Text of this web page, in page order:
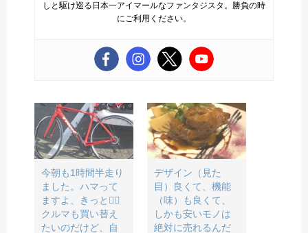
しと駆け巡る日本一アイマールなファンタジスタ。勝負の時
にご利用ください。
今朝も1時間半走り
ました。ハマって
ますよ、きっと🚴‍♂️
クルマも買い替え
たいのだけど、自
デザイン（見た
目）良くて、機能
（味）も良くて、
しかも安いモノは
絶対に売れるんだ